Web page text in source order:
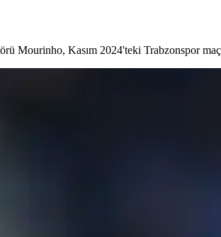
Mourinho, Kasım 2024'teki Trabzonspor maçı